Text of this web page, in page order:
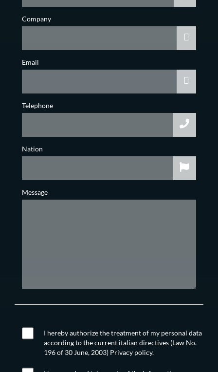
Company
Email
Telephone
Nation
Message
I hereby authorize the treatment of my personal data
according to the current italian directives (Law No.
196 of 30 June, 2003) Privacy policy.